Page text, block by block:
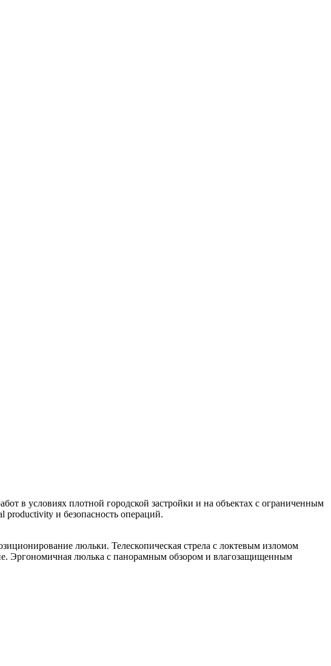
в условиях плотной городской застройки и на объектах с ограниченным
и безопасность операций.
люльки. Телескопическая стрела с локтевым изломом
Эргономичная люлька с панорамным обзором и влагозащищенным